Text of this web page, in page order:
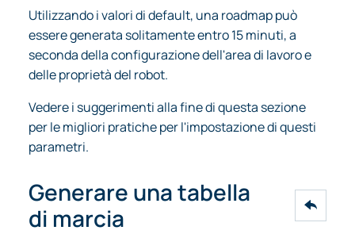
Utilizzando i valori di default, una roadmap può
essere generata solitamente entro 15 minuti, a
seconda della configurazione dell'area di lavoro e
delle proprietà del robot.
Vedere i suggerimenti alla fine di questa sezione
per le migliori pratiche per l'impostazione di questi
parametri.
Generare una tabella
di marcia